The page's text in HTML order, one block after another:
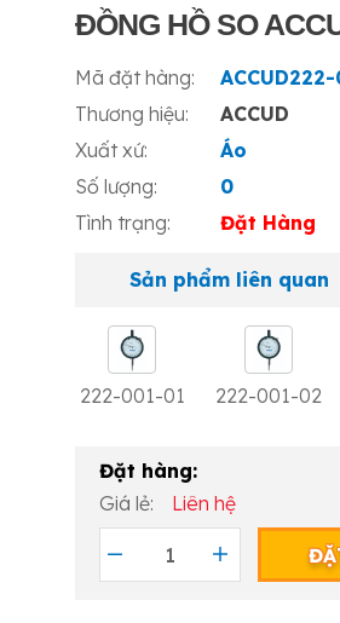
ĐỒNG HỒ SO
Mã đặt hàng:
ACCUD222-
Thương hiệu:
ACCUD
Xuất xứ:
Áo
Số lượng:
0
Tình trạng:
Đặt Hàng
Sản phẩm liên quan
222-001-01 222-001-02
Đặt hàng:
Giá lẻ:
Liên hệ